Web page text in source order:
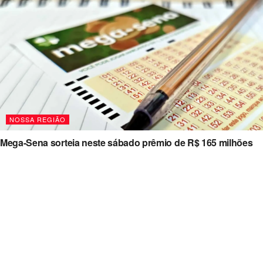
NOSSA REGIÃO
Mega-Sena sorteia neste sábado prêmio de R$ 165 milhões